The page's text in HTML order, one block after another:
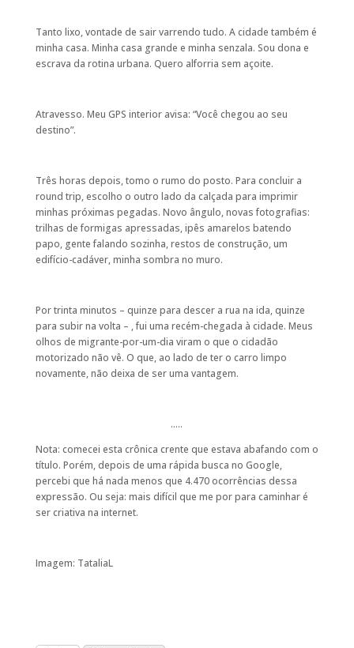
Tanto lixo, vontade de sair varrendo tudo. A cidade também é
minha casa. Minha casa grande e minha senzala. Sou dona e
escrava da rotina urbana. Quero alforria sem açoite.
Atravesso. Meu GPS interior avisa: “Você chegou ao seu
destino”.
Três horas depois, tomo o rumo do posto. Para concluir a
round trip, escolho o outro lado da calçada para imprimir
minhas próximas pegadas. Novo ângulo, novas fotografias:
trilhas de formigas apressadas, ipês amarelos batendo
papo, gente falando sozinha, restos de construção, um
edifício-cadáver, minha sombra no muro.
Por trinta minutos – quinze para descer a rua na ida, quinze
para subir na volta – , fui uma recém-chegada à cidade. Meus
olhos de migrante-por-um-dia viram o que o cidadão
motorizado não vê. O que, ao lado de ter o carro limpo
novamente, não deixa de ser uma vantagem.
…..
Nota: comecei esta crônica crente que estava abafando com o
título. Porém, depois de uma rápida busca no Google,
percebi que há nada menos que 4.470 ocorrências dessa
expressão. Ou seja: mais difícil que me por para caminhar é
ser criativa na internet.
Imagem: TataliaL